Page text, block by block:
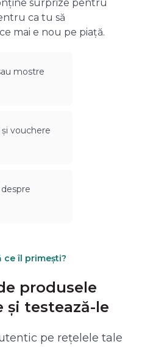
surprize pentru
ca tu să
mai e nou pe piață.
mostre
vouchere
ce îl primești?
produsele
testează-le
pe rețelele tale